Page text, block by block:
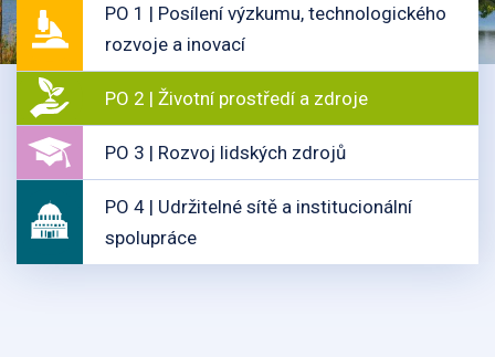
PO 1 | Posílení výzkumu, technologického
rozvoje a inovací
PO 2 | Životní prostředí a zdroje
PO 3 | Rozvoj lidských zdrojů
PO 4 | Udržitelné sítě a institucionální
spolupráce